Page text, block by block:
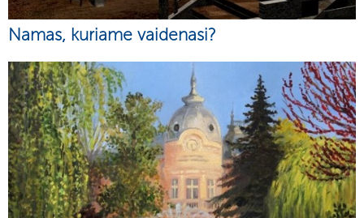
Namas, kuriame vaidenasi?